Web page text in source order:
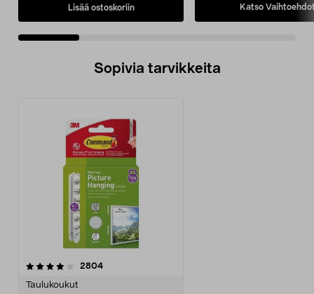
Lisää ostoskoriin Katso
Sopivia tarvikkeita
2804arvostelut
Taulukoukut